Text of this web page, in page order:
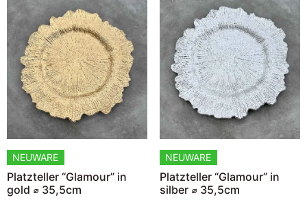
NEUWARE
Platzteller “Glamour” in
gold ⌀ 35,5cm
NEUWARE
Platzteller “Glamour” in
silber ⌀ 35,5cm